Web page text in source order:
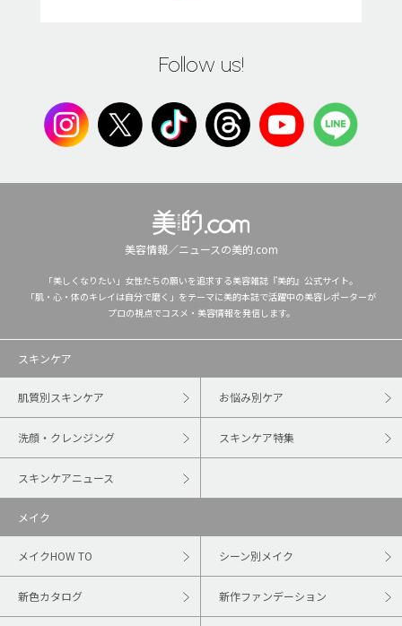
Follow us!
美容情報／ニュースの美的.com
「美しくなりたい」女性たちの願いを追求する美容雑誌『美的』公式サイト。
「肌・心・体のキレイは自分で磨く」をテーマに美的本誌で活躍中の美容レポーターが
プロの視点でコスメ・美容情報を発信します。
スキンケア
肌質別スキンケア お悩み別ケア
洗顔・クレンジング スキンケア特集
スキンケアニュース
メイク
メイクHOW TO シーン別メイク
新色カタログ 新作ファンデーション